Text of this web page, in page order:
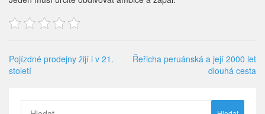
Pojízdné prodejny žijí i v 21.
století
Řeřicha peruánská a její 2000 let
dlouhá cesta